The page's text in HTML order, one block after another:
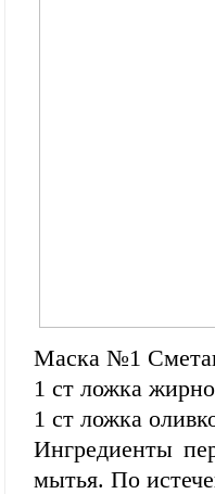
Маска №1
1 ст ложка
1 ст ложка
Ингредиенты
мытья. По